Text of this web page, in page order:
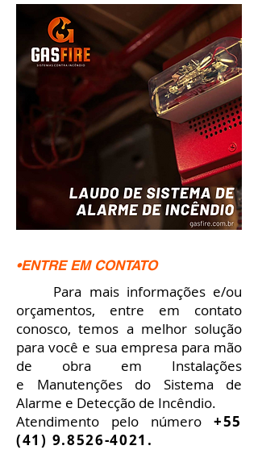
•ENTRE EM CONTATO
Para mais informações e/ou
orçamentos, entre em contato
conosco, temos a melhor solução
para você e sua empresa para mão
de obra em Instalações
e Manutenções do Sistema de
Alarme e Detecção de Incêndio.
Atendimento pelo número +55
(41) 9.8526-4021 .